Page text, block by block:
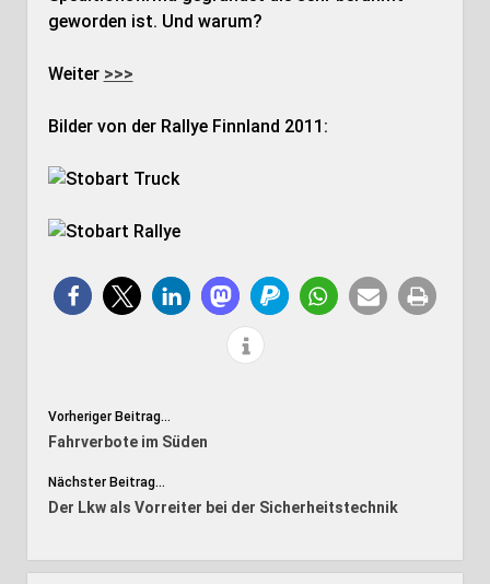
geworden ist. Und warum?
Weiter >>>
Bilder von der Rallye Finnland 2011:
Vorheriger Beitrag...
Fahrverbote im Süden
Nächster Beitrag...
Der Lkw als Vorreiter bei der Sicherheitstechnik